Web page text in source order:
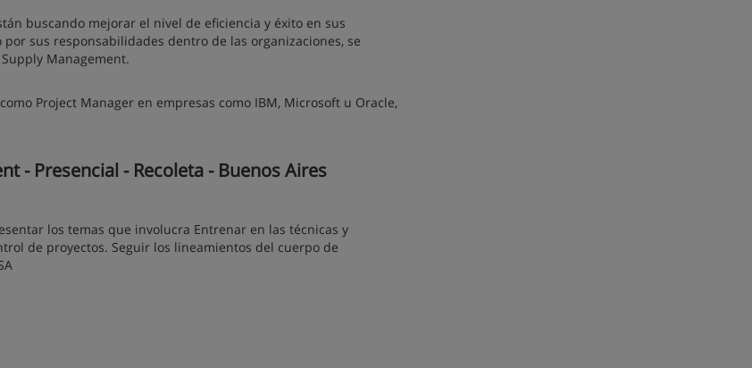
buscando mejorar el nivel de eficiencia y éxito en sus
sus responsabilidades dentro de las organizaciones, se
Management.
Project Manager en empresas como IBM, Microsoft u Oracle,
- Presencial - Recoleta - Buenos Aires
los temas que involucra Entrenar en las técnicas y
de proyectos. Seguir los lineamientos del cuerpo de